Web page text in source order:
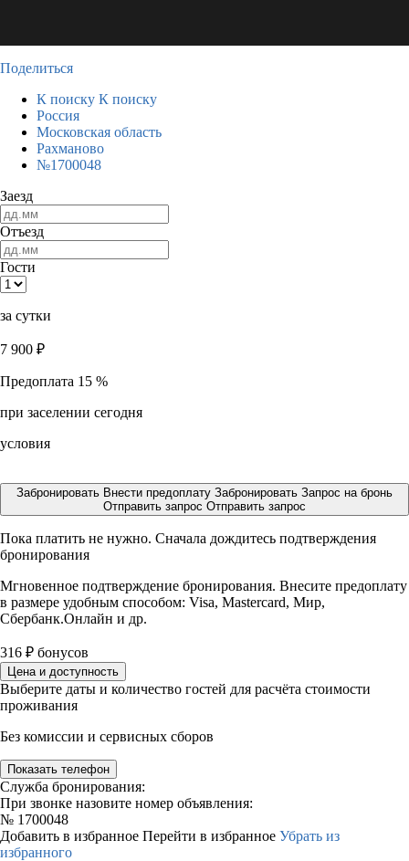
Поделиться
К поиску К поиску
Россия
Московская область
Рахманово
№1700048
Заезд
Отъезд
Гости
за сутки
7 900 ₽
Предоплата 15 %
при заселении сегодня
условия
Забронировать Внести предоплату Забронировать Запрос на бронь
Отправить запрос Отправить запрос
Пока платить не нужно. Сначала дождитесь подтверждения
бронирования
Мгновенное подтверждение бронирования. Внесите предоплату
в размере удобным способом: Visa, Mastercard, Мир,
Сбербанк.Онлайн и др.
316 ₽ бонусов
Цена и доступность
Выберите даты и количество гостей для расчёта стоимости
проживания
Без комиссии и сервисных сборов
Показать телефон
Служба бронирования:
При звонке назовите номер объявления:
№ 1700048
Добавить в избранное Перейти в избранное Убрать из
избранного